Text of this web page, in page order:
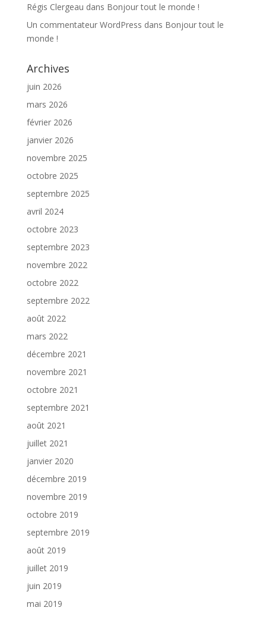
Régis Clergeau dans Bonjour tout le monde !
Un commentateur WordPress dans Bonjour tout le
monde !
Archives
juin 2026
mars 2026
février 2026
janvier 2026
novembre 2025
octobre 2025
septembre 2025
avril 2024
octobre 2023
septembre 2023
novembre 2022
octobre 2022
septembre 2022
août 2022
mars 2022
décembre 2021
novembre 2021
octobre 2021
septembre 2021
août 2021
juillet 2021
janvier 2020
décembre 2019
novembre 2019
octobre 2019
septembre 2019
août 2019
juillet 2019
juin 2019
mai 2019